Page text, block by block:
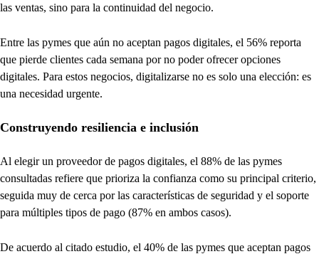
las ventas, sino para la continuidad del negocio.
Entre las pymes que aún no aceptan pagos digitales, el 56% reporta
que pierde clientes cada semana por no poder ofrecer opciones
digitales. Para estos negocios, digitalizarse no es solo una elección: es
una necesidad urgente.
Construyendo resiliencia e inclusión
Al elegir un proveedor de pagos digitales, el 88% de las pymes
consultadas refiere que prioriza la confianza como su principal criterio,
seguida muy de cerca por las características de seguridad y el soporte
para múltiples tipos de pago (87% en ambos casos).
De acuerdo al citado estudio, el 40% de las pymes que aceptan pagos